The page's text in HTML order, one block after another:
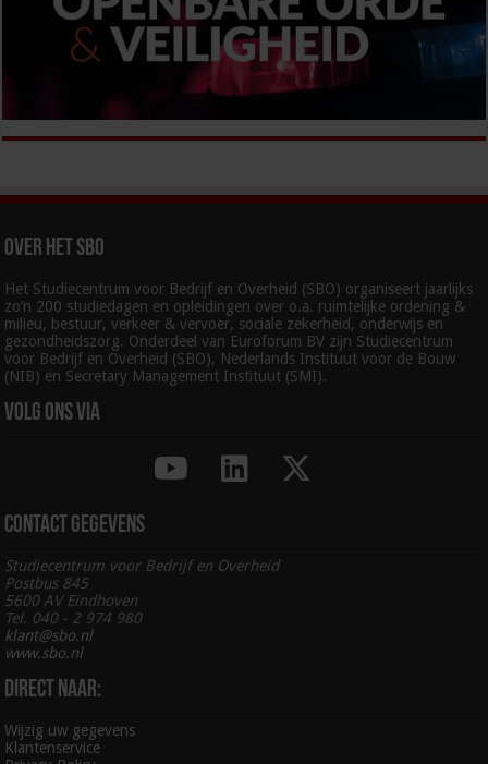
Over het SBO
Het Studiecentrum voor Bedrijf en Overheid (SBO) organiseert jaarlijks
zo’n 200 studiedagen en opleidingen over o.a. ruimtelijke ordening &
milieu, bestuur, verkeer & vervoer, sociale zekerheid, onderwijs en
gezondheidszorg. Onderdeel van Euroforum BV zijn Studiecentrum
voor Bedrijf en Overheid (SBO), Nederlands Instituut voor de Bouw
(NIB) en Secretary Management Instituut (SMI).
Volg ons via
Contact gegevens
Studiecentrum voor Bedrijf en Overheid
Postbus 845
5600 AV Eindhoven
Tel. 040 - 2 974 980
klant@sbo.nl
www.sbo.nl
Direct naar:
Wijzig uw gegevens
Klantenservice